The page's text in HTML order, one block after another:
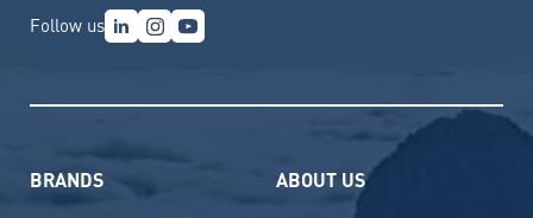
Follow us
BRANDS ABOUT US